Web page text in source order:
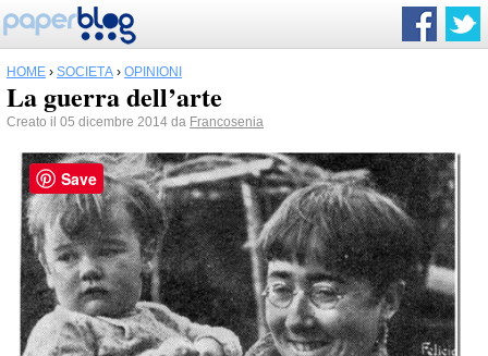
HOME › SOCIETÀ › OPINIONI
La guerra dell’arte
Creato il 05 dicembre 2014 da Francosenia
Save